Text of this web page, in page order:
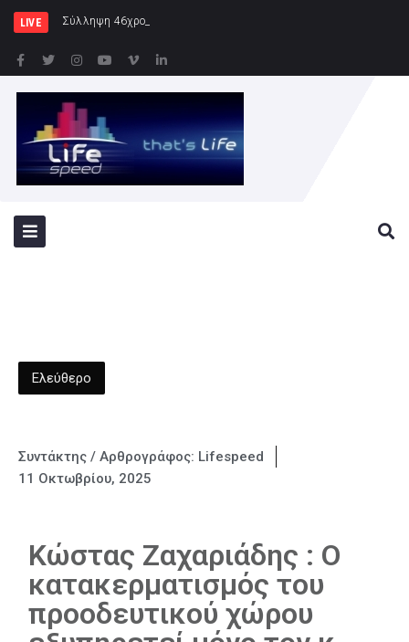
LIVE Σύλληψη 46χρονης για παράβαση της νομοθε
Ελεύθερο
Συντάκτης / Αρθρογράφος: Lifespeed
11 Οκτωβρίου, 2025
Κώστας Ζαχαριάδης : Ο
κατακερματισμός του
προοδευτικού χώρου